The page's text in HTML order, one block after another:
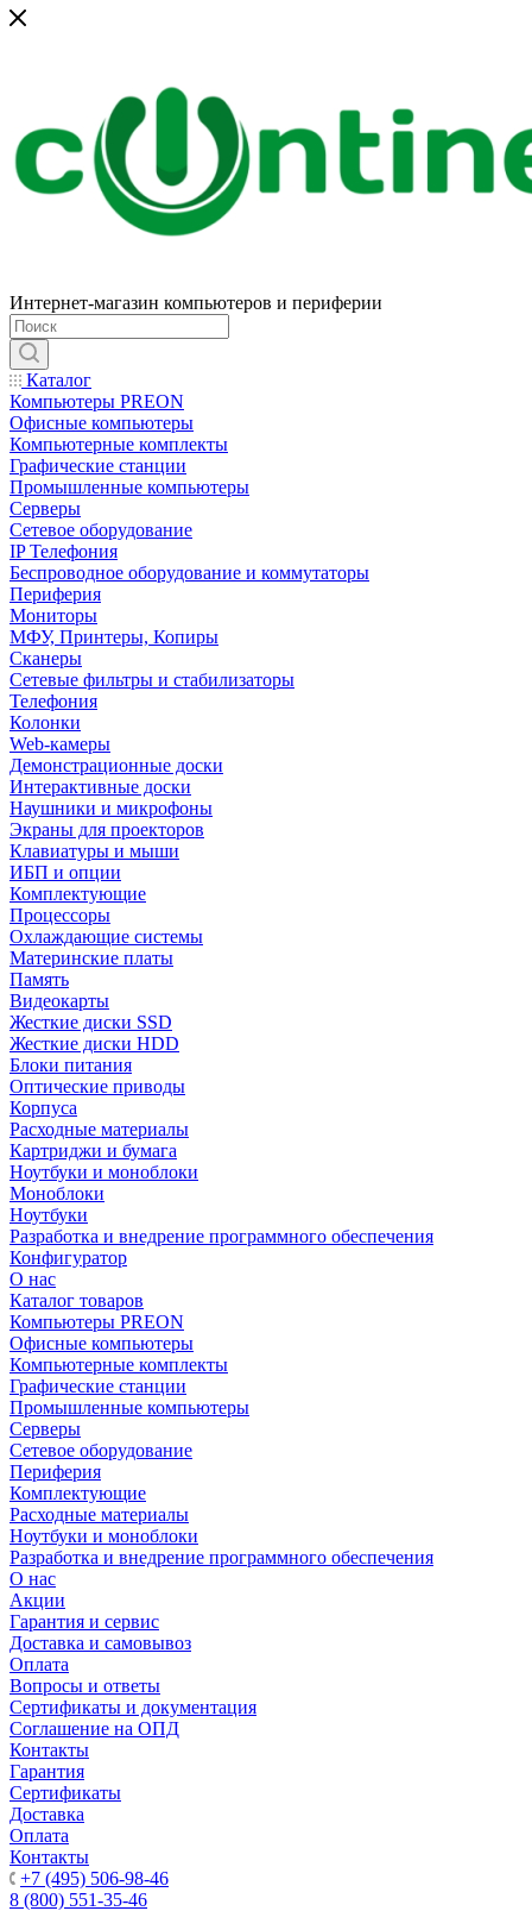
Интернет-магазин компьютеров и периферии
Каталог
Компьютеры PREON
Офисные компьютеры
Компьютерные комплекты
Графические станции
Промышленные компьютеры
Серверы
Сетевое оборудование
IP Телефония
Беспроводное оборудование и коммутаторы
Периферия
Мониторы
МФУ, Принтеры, Копиры
Сканеры
Сетевые фильтры и стабилизаторы
Телефония
Колонки
Web-камеры
Демонстрационные доски
Интерактивные доски
Наушники и микрофоны
Экраны для проекторов
Клавиатуры и мыши
ИБП и опции
Комплектующие
Процессоры
Охлаждающие системы
Материнские платы
Память
Видеокарты
Жесткие диски SSD
Жесткие диски HDD
Блоки питания
Оптические приводы
Корпуса
Расходные материалы
Картриджи и бумага
Ноутбуки и моноблоки
Моноблоки
Ноутбуки
Разработка и внедрение программного обеспечения
Конфигуратор
О нас
Каталог товаров
Компьютеры PREON
Офисные компьютеры
Компьютерные комплекты
Графические станции
Промышленные компьютеры
Серверы
Сетевое оборудование
Периферия
Комплектующие
Расходные материалы
Ноутбуки и моноблоки
Разработка и внедрение программного обеспечения
О нас
Акции
Гарантия и сервис
Доставка и самовывоз
Оплата
Вопросы и ответы
Сертификаты и документация
Соглашение на ОПД
Контакты
Гарантия
Сертификаты
Доставка
Оплата
Контакты
+7 (495) 506-98-46
8 (800) 551-35-46